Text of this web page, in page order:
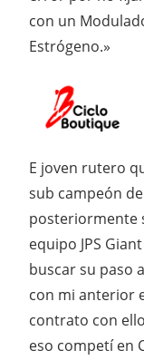
con un
Estrógeno.»
E joven rutero
sub campeón
posteriormente
equipo JPS
buscar su paso
con mi anterior
contrato con
eso competí en